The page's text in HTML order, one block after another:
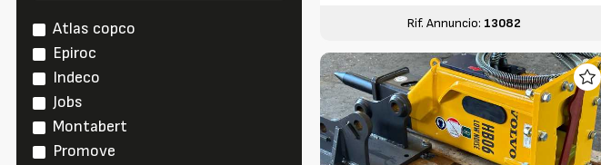
Atlas copco
Epiroc
Indeco
Jobs
Montabert
Promove
Rif. Annuncio: 13082